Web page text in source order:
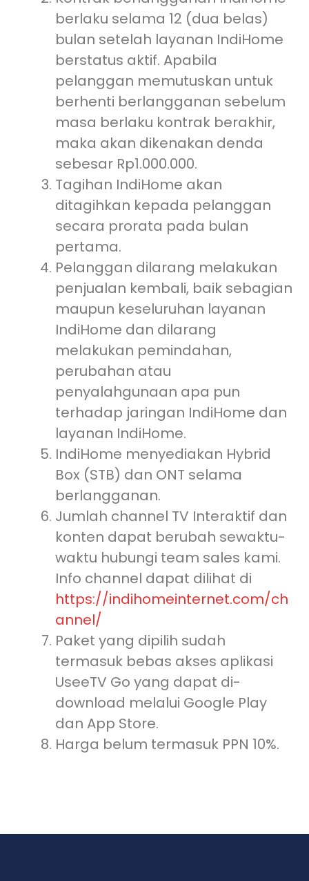
berlaku selama 12 (dua belas)
bulan setelah layanan IndiHome
berstatus aktif. Apabila
pelanggan memutuskan untuk
berhenti berlangganan sebelum
masa berlaku kontrak berakhir,
maka akan dikenakan denda
sebesar Rp1.000.000.
Tagihan IndiHome akan
ditagihkan kepada pelanggan
secara prorata pada bulan
pertama.
Pelanggan dilarang melakukan
penjualan kembali, baik sebagian
maupun keseluruhan layanan
IndiHome dan dilarang
melakukan pemindahan,
perubahan atau
penyalahgunaan apa pun
terhadap jaringan IndiHome dan
layanan IndiHome.
IndiHome menyediakan Hybrid
Box (STB) dan ONT selama
berlangganan.
Jumlah channel TV Interaktif dan
konten dapat berubah sewaktu-
waktu hubungi team sales kami.
Info channel dapat dilihat di
https://indihomeinternet.com/ch
annel/
Paket yang dipilih sudah
termasuk bebas akses aplikasi
UseeTV Go yang dapat di-
download melalui Google Play
dan App Store.
Harga belum termasuk PPN 10%.